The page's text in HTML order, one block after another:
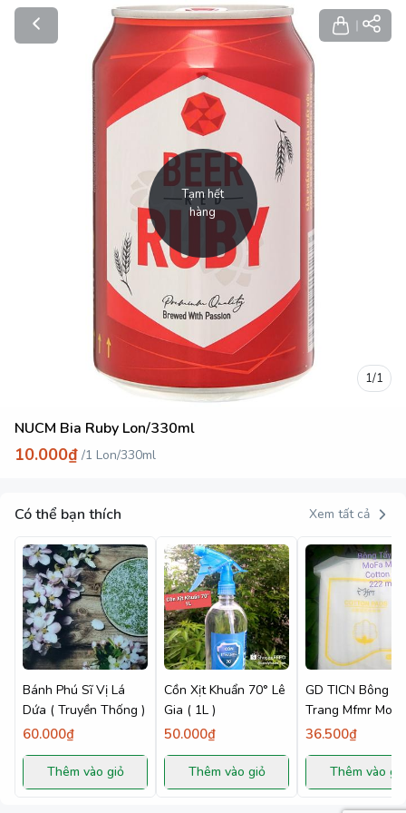
Tạm hết
hàng
1/1
NUCM Bia Ruby Lon/330ml
10.000₫ /1 Lon/330ml
Có thể bạn thích Xem tất cả
Bánh Phú Sĩ Vị Lá
Dứa ( Truyền Thống )
60.000₫
Thêm vào giỏ
Cồn Xịt Khuẩn 70° Lê
Gia ( 1L )
50.000₫
Thêm vào giỏ
GD TICN Bông
Trang Mfmr MoFa
MeiRen 222
36.500₫
Thêm vào giỏ